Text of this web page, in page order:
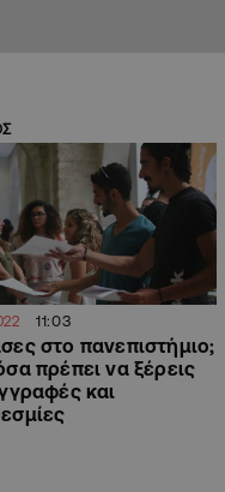
11:03
στο πανεπιστήμιο;
πρέπει να ξέρεις
και